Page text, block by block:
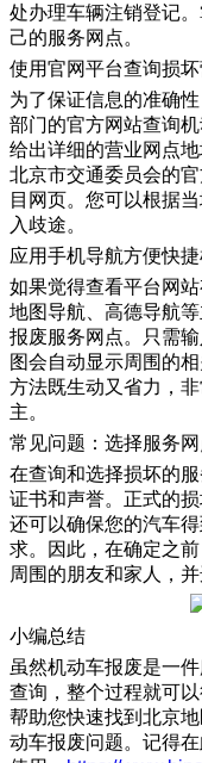
处办理车辆注销登记
己的服务网点。
使用官网平台查询损
为了保证信息的准确
部门的官方网站查询
给出详细的营业网点
北京市交通委员会的
目网页。您可以根据
入歧途。
应用手机导航方便快
如果觉得查看平台网
地图导航、高德导航
报废服务网点。只需
图会自动显示周围的
方法既生动又省力，
主。
常见问题：选择服务网
在查询和选择损坏的
证书和声誉。正式的
还可以确保您的汽车
求。因此，在确定之
周围的朋友和家人，
小编总结
虽然机动车报废是一
查询，整个过程就可
帮助您快速找到北京
动车报废问题。记得